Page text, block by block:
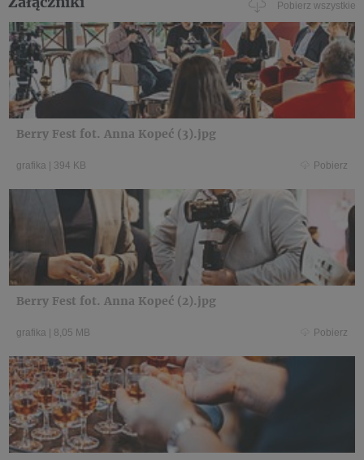
Pobierz wszystkie
Berry Fest fot. Anna Kopeć (3).jpg
grafika 394 KB Pobierz
Berry Fest fot. Anna Kopeć (2).jpg
grafika 8,05 MB Pobierz